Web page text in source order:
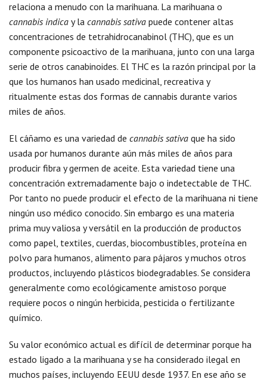
relaciona a menudo con la marihuana. La marihuana o
cannabis indica y la cannabis sativa puede contener altas
concentraciones de tetrahidrocanabinol (THC), que es un
componente psicoactivo de la marihuana, junto con una larga
serie de otros canabinoides. El THC es la razón principal por la
que los humanos han usado medicinal, recreativa y
ritualmente estas dos formas de cannabis durante varios
miles de años.
El cáñamo es una variedad de cannabis sativa que ha sido
usada por humanos durante aún más miles de años para
producir fibra y germen de aceite. Esta variedad tiene una
concentración extremadamente bajo o indetectable de THC.
Por tanto no puede producir el efecto de la marihuana ni tiene
ningún uso médico conocido. Sin embargo es una materia
prima muy valiosa y versátil en la producción de productos
como papel, textiles, cuerdas, biocombustibles, proteína en
polvo para humanos, alimento para pájaros y muchos otros
productos, incluyendo plásticos biodegradables. Se considera
generalmente como ecológicamente amistoso porque
requiere pocos o ningún herbicida, pesticida o fertilizante
químico.
Su valor económico actual es difícil de determinar porque ha
estado ligado a la marihuana y se ha considerado ilegal en
muchos países, incluyendo EEUU desde 1937. En ese año se